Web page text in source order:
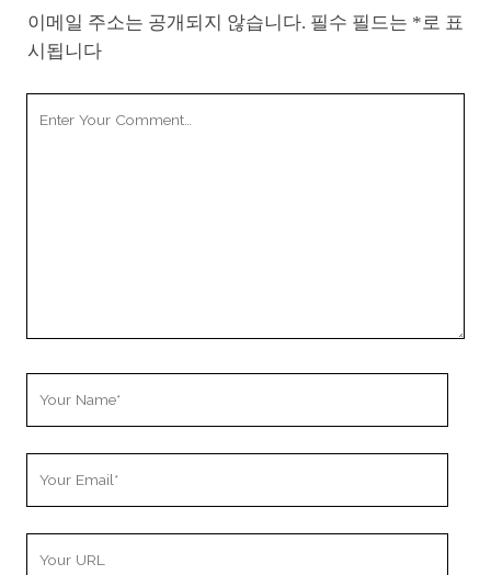
이메일 주소는 공개되지 않습니다. 필수 필드는 *로 표
시됩니다